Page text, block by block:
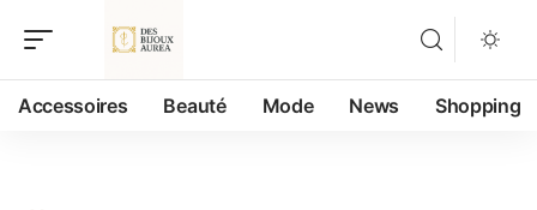
Accessoires Beauté Mode News Shopping